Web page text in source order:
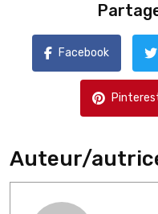
Facebook
Auteur/